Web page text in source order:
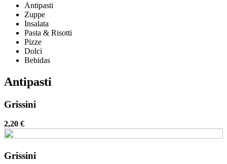
Antipasti
Zuppe
Insalata
Pasta & Risotti
Pizze
Dolci
Bebidas
Antipasti
Grissini
2,20 €
Grissini